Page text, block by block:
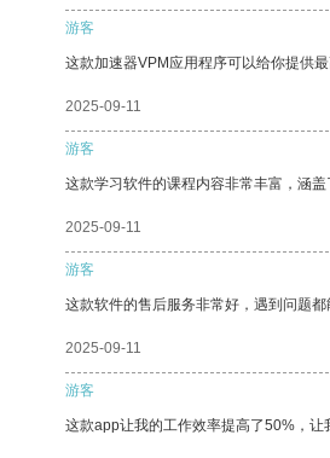
游客
这款加速器VPM应用程序可以给你提供最
2025-09-11
游客
这款学习软件的课程内容非常丰富，涵
2025-09-11
游客
这款软件的售后服务非常好，遇到问题都
2025-09-11
游客
这款app让我的工作效率提高了50%，让